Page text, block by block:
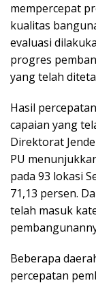
mempercepat
kualitas
evaluasi
progres
yang telah
Hasil
capaian yang
Direktorat
PU
pada 93 lokasi
71,13 persen.
telah masuk
Beberapa
percepatan